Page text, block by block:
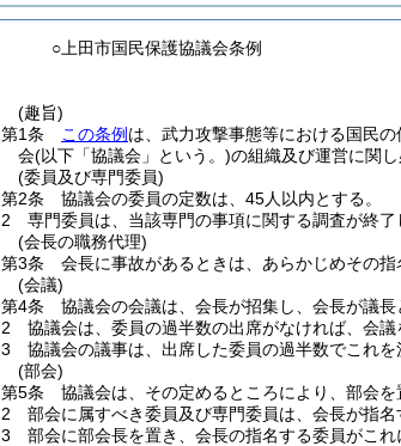
○上田市国民保護協議会条例
(趣旨)
第1条
この条例 は、武力攻撃事態等における国民
会(以下「協議会」という。)の組織及び運営に関
(委員及び専門委員)
第2条
協議会の委員の定数は、45人以内とする。
2
専門委員は、当該専門の事項に関する調査が終了
(会長の職務代理)
第3条
会長に事故があるときは、あらかじめその指
(会議)
第4条
協議会の会議は、会長が招集し、会長が議長
2
協議会は、委員の過半数の出席がなければ、会議
3
協議会の議事は、出席した委員の過半数でこれ
(部会)
第5条
協議会は、その定めるところにより、部会を
2
部会に属すべき委員及び専門委員は、会長が指名
3
部会に部会長を置き、会長の指名する委員がこれ